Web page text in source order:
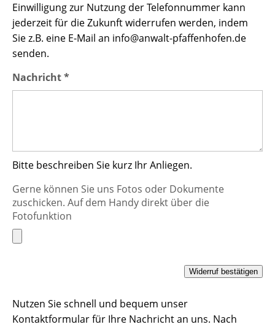
Einwilligung zur Nutzung der Telefonnummer kann
jederzeit für die Zukunft widerrufen werden, indem
Sie z.B. eine E-Mail an info@anwalt-pfaffenhofen.de
senden.
Nachricht *
Bitte beschreiben Sie kurz Ihr Anliegen.
Gerne können Sie uns Fotos oder Dokumente
zuschicken. Auf dem Handy direkt über die
Fotofunktion
Nutzen Sie schnell und bequem unser
Kontaktformular für Ihre Nachricht an uns. Nach